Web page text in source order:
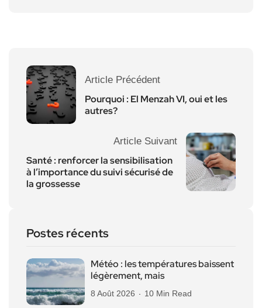
Article Précédent
Pourquoi : El Menzah VI, oui et les
autres?
Article Suivant
Santé : renforcer la sensibilisation
à l’importance du suivi sécurisé de
la grossesse
Postes récents
Météo : les températures baissent
légèrement, mais
8 Août 2026 10 Min Read